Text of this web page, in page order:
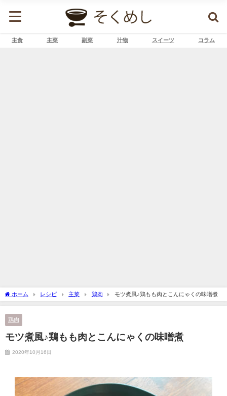
主食 主菜 副菜 汁物 スイーツ コラム
ホーム レシピ 主菜 鶏肉 モツ煮風♪鶏もも肉とこんにゃくの味噌煮
鶏肉
モツ煮風♪鶏もも肉とこんにゃくの味噌煮
2020年10月16日